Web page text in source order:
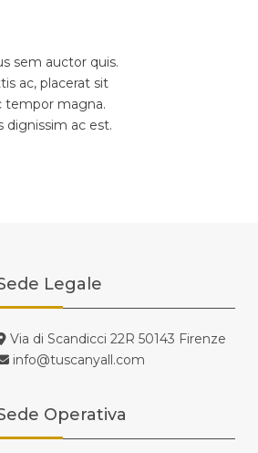
sem auctor quis.
ac, placerat sit
tempor magna.
ac est.
Legale
Via di Scandicci 22R 50143 Firenze
info@tuscanyall.com
Operativa